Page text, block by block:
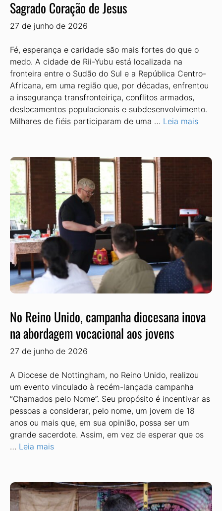
Sagrado Coração de Jesus
27 de junho de 2026
Fé, esperança e caridade são mais fortes do que o
medo. A cidade de Rii-Yubu está localizada na
fronteira entre o Sudão do Sul e a República Centro-
Africana, em uma região que, por décadas, enfrentou
a insegurança transfronteiriça, conflitos armados,
deslocamentos populacionais e subdesenvolvimento.
Milhares de fiéis participaram de uma … Leia mais
No Reino Unido, campanha diocesana inova
na abordagem vocacional aos jovens
27 de junho de 2026
A Diocese de Nottingham, no Reino Unido, realizou
um evento vinculado à recém-lançada campanha
“Chamados pelo Nome”. Seu propósito é incentivar as
pessoas a considerar, pelo nome, um jovem de 18
anos ou mais que, em sua opinião, possa ser um
grande sacerdo­te. Assim, em vez de esperar que os
… Leia mais